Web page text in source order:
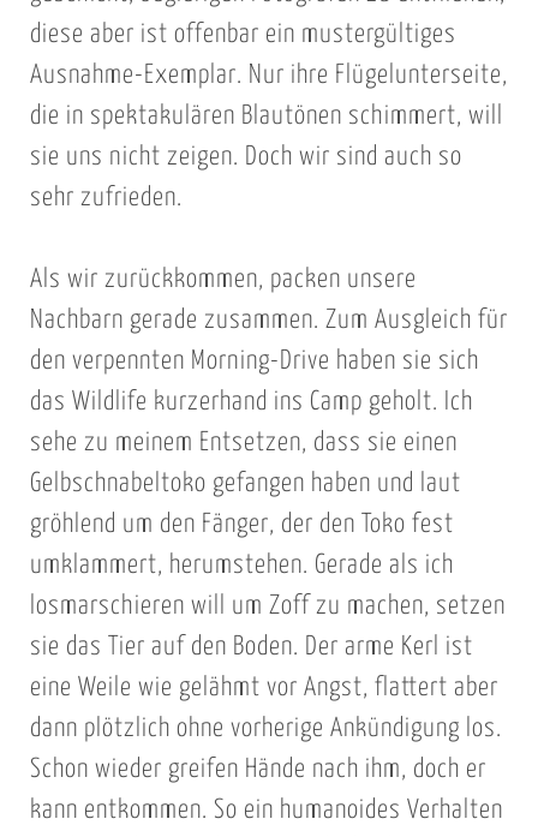
diese aber ist offenbar ein mustergültiges
Ausnahme-Exemplar. Nur ihre Flügelunterseite,
die in spektakulären Blautönen schimmert, will
sie uns nicht zeigen. Doch wir sind auch so
sehr zufrieden.
Als wir zurückkommen, packen unsere
Nachbarn gerade zusammen. Zum Ausgleich für
den verpennten Morning-Drive haben sie sich
das Wildlife kurzerhand ins Camp geholt. Ich
sehe zu meinem Entsetzen, dass sie einen
Gelbschnabeltoko gefangen haben und laut
gröhlend um den Fänger, der den Toko fest
umklammert, herumstehen. Gerade als ich
losmarschieren will um Zoff zu machen, setzen
sie das Tier auf den Boden. Der arme Kerl ist
eine Weile wie gelähmt vor Angst, flattert aber
dann plötzlich ohne vorherige Ankündigung los.
Schon wieder greifen Hände nach ihm, doch er
kann entkommen. So ein humanoides Verhalten